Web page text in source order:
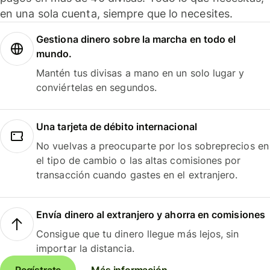
en una sola cuenta, siempre que lo necesites.
Gestiona dinero sobre la marcha en todo el
mundo.
Mantén tus divisas a mano en un solo lugar y
conviértelas en segundos.
Una tarjeta de débito internacional
No vuelvas a preocuparte por los sobreprecios en
el tipo de cambio o las altas comisiones por
transacción cuando gastes en el extranjero.
Envía dinero al extranjero y ahorra en comisiones
Consigue que tu dinero llegue más lejos, sin
importar la distancia.